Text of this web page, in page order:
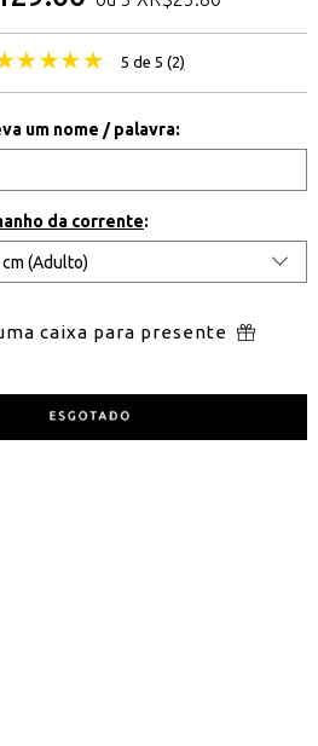
5 de 5 (2)
um nome / palavra:
da corrente:
caixa para presente